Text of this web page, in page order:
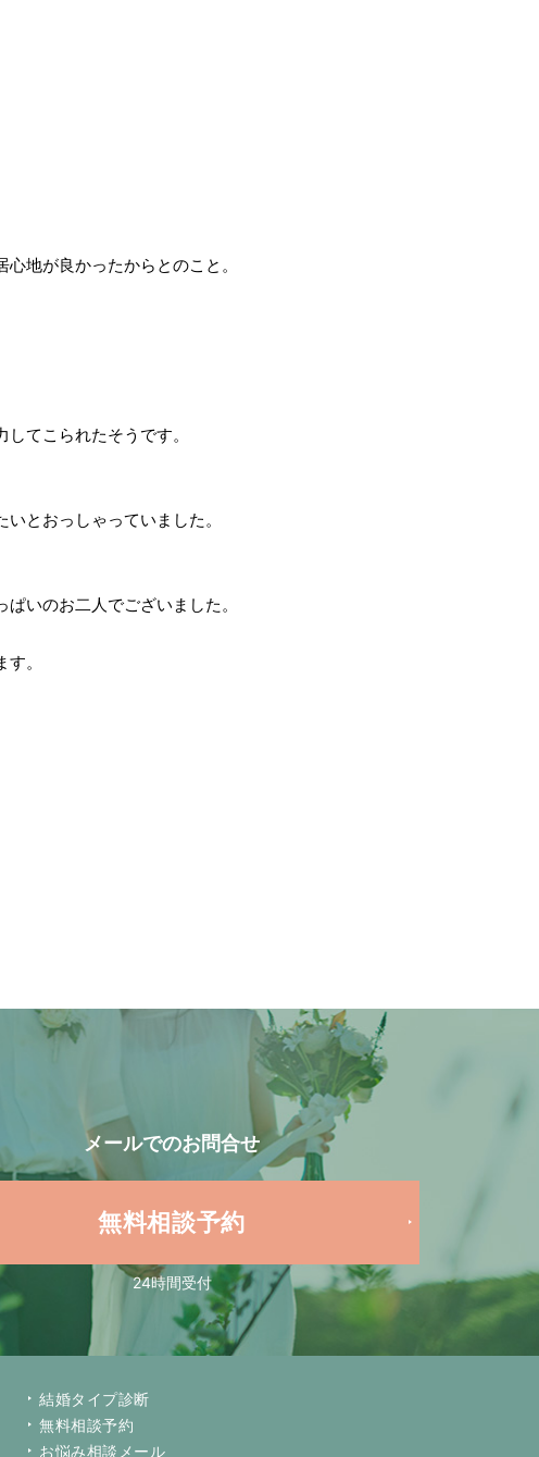
地が良かったからとのこと。
てこられたそうです。
とおっしゃっていました。
いのお二人でございました。
。
メールでのお問合せ
無料相談予約
24時間受付
結婚タイプ診断
無料相談予約
お悩み相談メール